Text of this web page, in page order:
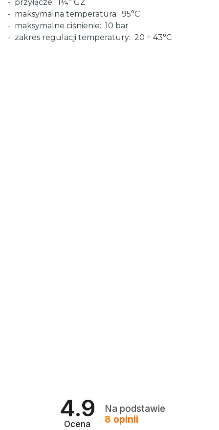
- przyłącze: 1¼'' GZ
- maksymalna temperatura: 95°C
- maksymalne ciśnienie: 10 bar
- zakres regulacji temperatury: 20 ÷ 43°C
4.9
Ocena
Na podstawie
8 opinii